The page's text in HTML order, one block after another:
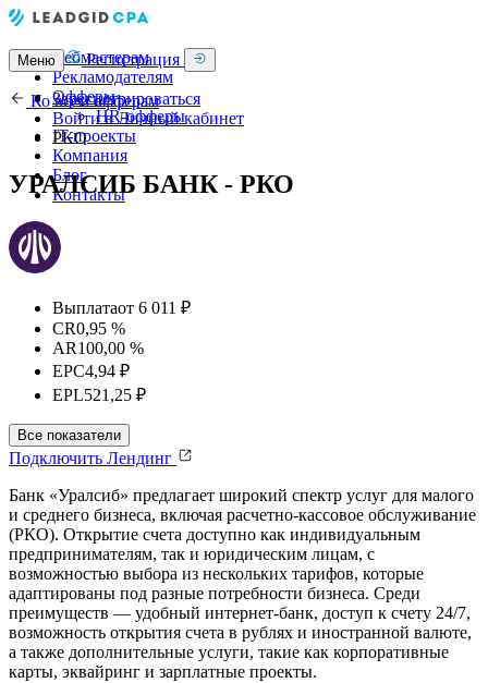
Вебмастерам
Рекламодателям
Офферы
HR-офферы
IT-проекты
Компания
Блог
Контакты
Меню Регистрация
Зарегистрироваться
Войти в Личный кабинет
Ко всем офферам
РКО
УРАЛСИБ БАНК - РКО
Выплатаот 6 011 ₽
CR0,95 %
AR100,00 %
EPC4,94 ₽
EPL521,25 ₽
Все показатели
Подключить Лендинг
Банк «Уралсиб» предлагает широкий спектр услуг для малого
и среднего бизнеса, включая расчетно-кассовое обслуживание
(РКО). Открытие счета доступно как индивидуальным
предпринимателям, так и юридическим лицам, с
возможностью выбора из нескольких тарифов, которые
адаптированы под разные потребности бизнеса. Среди
преимуществ — удобный интернет-банк, доступ к счету 24/7,
возможность открытия счета в рублях и иностранной валюте,
а также дополнительные услуги, такие как корпоративные
карты, эквайринг и зарплатные проекты.